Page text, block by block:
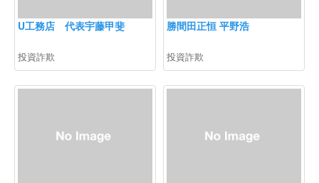
U工務店 代表宇藤甲斐
投資詐欺
勝間田正恒 平野浩
投資詐欺